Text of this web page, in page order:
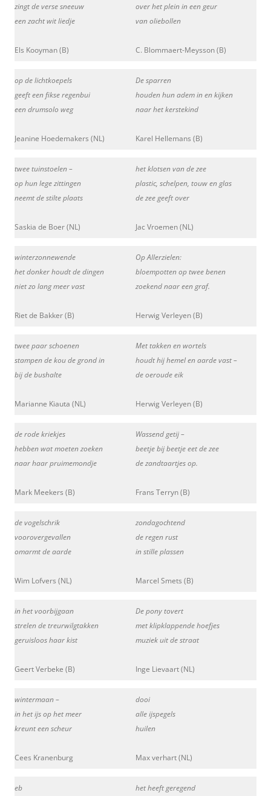
zingt de verse sneeuw
een zacht wit liedje
Els Kooyman (B)
over het plein in een geur
van oliebollen
C. Blommaert-Meysson (B)
op de lichtkoepels
geeft een fikse regenbui
een drumsolo weg
Jeanine Hoedemakers (NL)
De sparren
houden hun adem in en kijken
naar het kerstekind
Karel Hellemans (B)
twee tuinstoelen –
op hun lege zittingen
neemt de stilte plaats
Saskia de Boer (NL)
het klotsen van de zee
plastic, schelpen, touw en glas
de zee geeft over
Jac Vroemen (NL)
winterzonnewende
het donker houdt de dingen
niet zo lang meer vast
Riet de Bakker (B)
Op Allerzielen:
bloempotten op twee benen
zoekend naar een graf.
Herwig Verleyen (B)
twee paar schoenen
stampen de kou de grond in
bij de bushalte
Marianne Kiauta (NL)
Met takken en wortels
houdt hij hemel en aarde vast –
de oeroude eik
Herwig Verleyen (B)
de rode kriekjes
hebben wat moeten zoeken
naar haar pruimemondje
Mark Meekers (B)
Wassend getij –
beetje bij beetje eet de zee
de zandtaartjes op.
Frans Terryn (B)
de vogelschrik
voorovergevallen
omarmt de aarde
Wim Lofvers (NL)
zondagochtend
de regen rust
in stille plassen
Marcel Smets (B)
in het voorbijgaan
strelen de treurwilgtakken
geruisloos haar kist
Geert Verbeke (B)
De pony tovert
met klipklappende hoefjes
muziek uit de straat
Inge Lievaart (NL)
wintermaan –
in het ijs op het meer
kreunt een scheur
Cees Kranenburg
dooi
alle ijspegels
huilen
Max verhart (NL)
eb
het heeft geregend